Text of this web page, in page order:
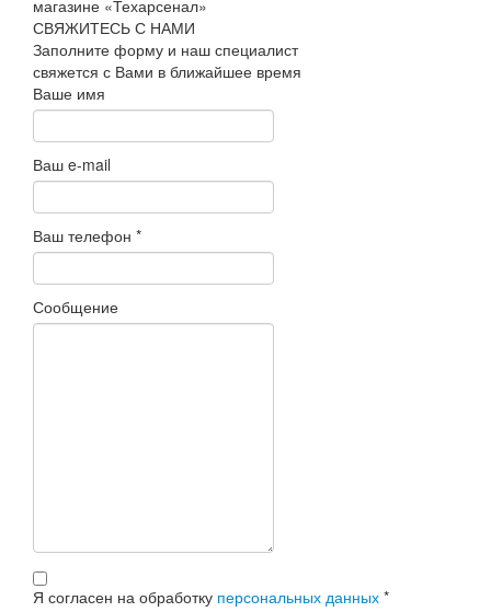
СВЯЖИТЕСЬ С НАМИ
Заполните форму и наш специалист
свяжется с Вами в ближайшее время
Ваше имя
Ваш e-mail
Ваш телефон *
Сообщение
Я согласен на обработку персональных данных *